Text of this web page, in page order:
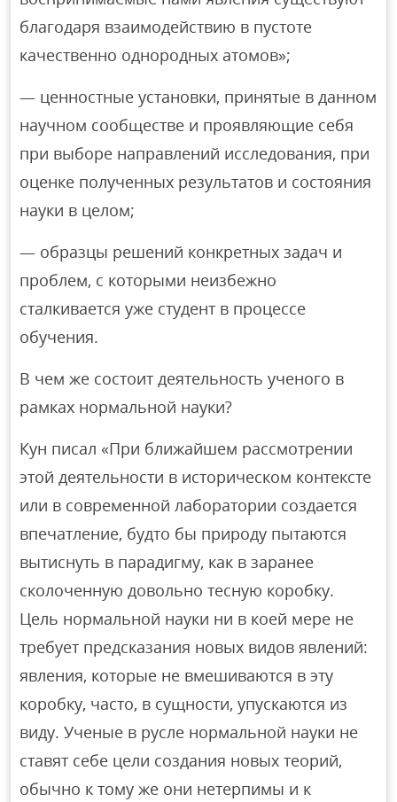
благодаря взаимодействию в пустоте
качественно однородных атомов»;
— ценностные установки, принятые в данном
научном сообществе и проявляющие себя
при выборе направлений исследования, при
оценке полученных результатов и состояния
науки в целом;
— образцы решений конкретных задач и
проблем, с которыми неизбежно
сталкивается уже студент в процессе
обучения.
В чем же состоит деятельность ученого в
рамках нормальной науки?
Кун писал «При ближайшем рассмотрении
этой деятельности в историческом контексте
или в современной лаборатории создается
впечатление, будто бы природу пытаются
вытиснуть в парадигму, как в заранее
сколоченную довольно тесную коробку.
Цель нормальной науки ни в коей мере не
требует предсказания новых видов явлений:
явления, которые не вмешиваются в эту
коробку, часто, в сущности, упускаются из
виду. Ученые в русле нормальной науки не
ставят себе цели создания новых теорий,
обычно к тому же они нетерпимы и к